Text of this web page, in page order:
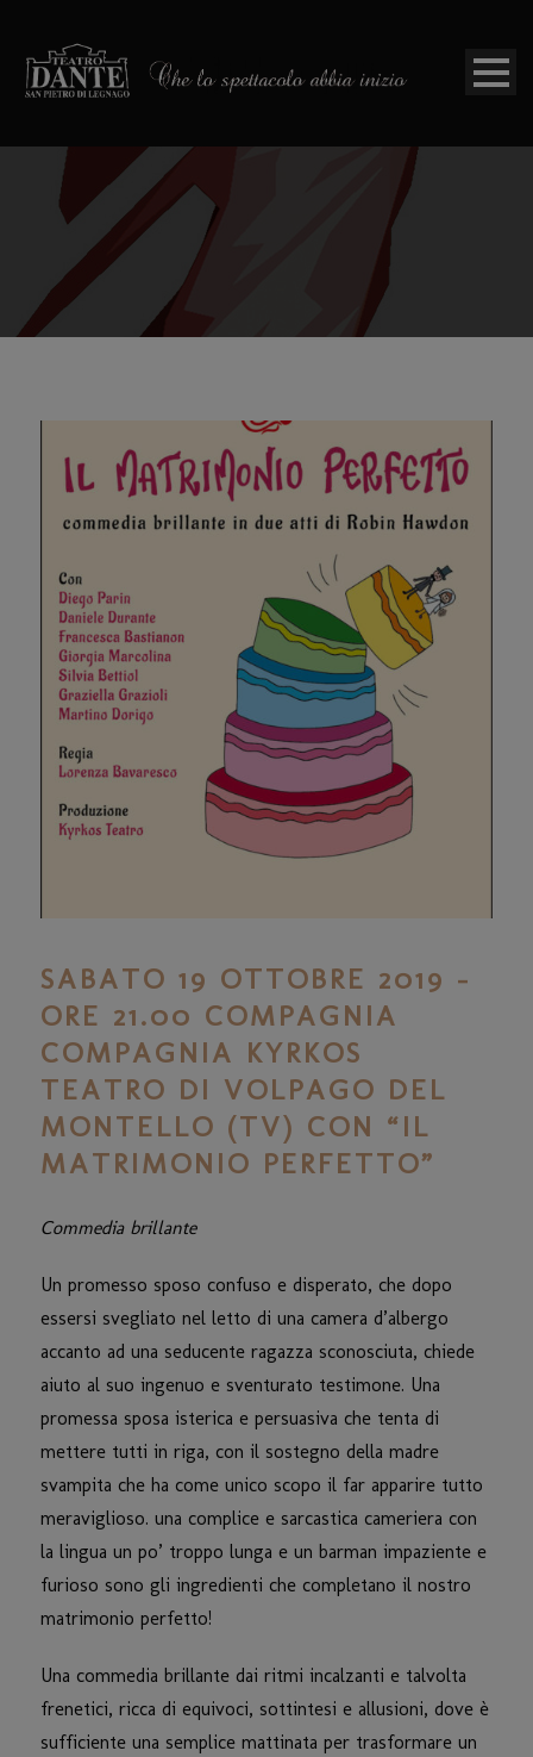
SABATO 19 OTTOBRE 2019 –
ORE 21.00 COMPAGNIA
COMPAGNIA KYRKOS
TEATRO DI VOLPAGO DEL
MONTELLO (TV) CON “IL
MATRIMONIO PERFETTO”
Commedia brillante
Un promesso sposo confuso e disperato, che dopo
essersi svegliato nel letto di una camera d’albergo
accanto ad una seducente ragazza sconosciuta, chiede
aiuto al suo ingenuo e sventurato testimone. Una
promessa sposa isterica e persuasiva che tenta di
mettere tutti in riga, con il sostegno della madre
svampita che ha come unico scopo il far apparire tutto
meraviglioso. una complice e sarcastica cameriera con
la lingua un po’ troppo lunga e un barman impaziente e
furioso sono gli ingredienti che completano il nostro
matrimonio perfetto!
Una commedia brillante dai ritmi incalzanti e talvolta
frenetici, ricca di equivoci, sottintesi e allusioni, dove è
sufficiente una semplice mattinata per trasformare un